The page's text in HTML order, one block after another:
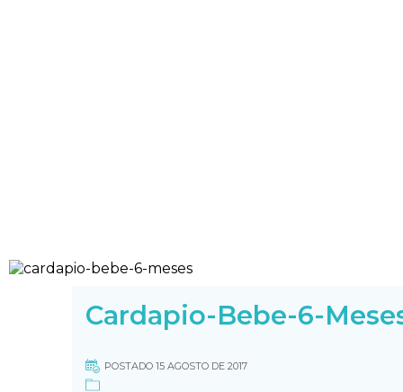
Cardapio-Bebe-6-
POSTADO 15 AGOSTO DE 2017